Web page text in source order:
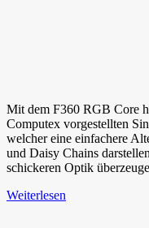
Mit dem F360 RGB Core
Computex vorgestellten
welcher eine einfachere
und Daisy Chains
schickeren Optik
Weiterlesen